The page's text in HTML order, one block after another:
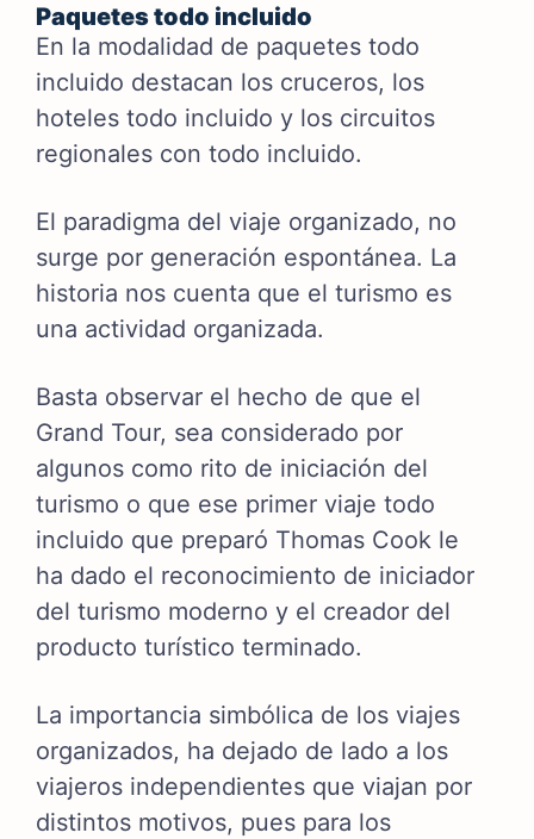
Paquetes todo incluido
En la modalidad de paquetes todo
incluido destacan los cruceros, los
hoteles todo incluido y los circuitos
regionales con todo incluido.
El paradigma del viaje organizado, no
surge por generación espontánea. La
historia nos cuenta que el turismo es
una actividad organizada.
Basta observar el hecho de que el
Grand Tour, sea considerado por
algunos como rito de iniciación del
turismo o que ese primer viaje todo
incluido que preparó Thomas Cook le
ha dado el reconocimiento de iniciador
del turismo moderno y el creador del
producto turístico terminado.
La importancia simbólica de los viajes
organizados, ha dejado de lado a los
viajeros independientes que viajan por
distintos motivos, pues para los